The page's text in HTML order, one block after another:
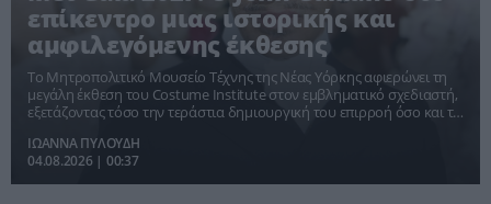
επίκεντρο μιας ιστορικής και
αμφιλεγόμενης έκθεσης
Το Μητροπολιτικό Μουσείο Τέχνης της Νέας Υόρκης αφιερώνει τη
μεγάλη έκθεση του Costume Institute στον εμβληματικό σχεδιαστή,
εξετάζοντας τόσο την τεράστια δημιουργική του επιρροή όσο και τη
ΙΩΑΝΝΑ ΠΥΛΟΥΔΗ
04.08.2026 | 00:37